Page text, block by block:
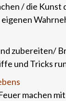
/ die Kunst
zubereiten/
und Tricks
machen